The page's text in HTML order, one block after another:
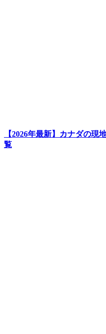
【2026年最新】カナダの現
覧